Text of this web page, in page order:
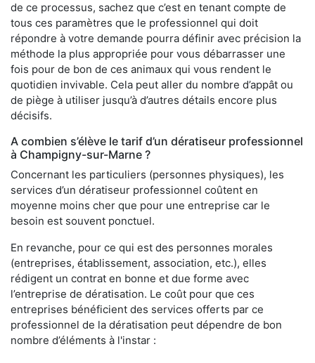
de ce processus, sachez que c’est en tenant compte de
tous ces paramètres que le professionnel qui doit
répondre à votre demande pourra définir avec précision la
méthode la plus appropriée pour vous débarrasser une
fois pour de bon de ces animaux qui vous rendent le
quotidien invivable. Cela peut aller du nombre d’appât ou
de piège à utiliser jusqu’à d’autres détails encore plus
décisifs.
A combien s’élève le tarif d’un dératiseur professionnel
à Champigny-sur-Marne ?
Concernant les particuliers (personnes physiques), les
services d’un dératiseur professionnel coûtent en
moyenne moins cher que pour une entreprise car le
besoin est souvent ponctuel.
En revanche, pour ce qui est des personnes morales
(entreprises, établissement, association, etc.), elles
rédigent un contrat en bonne et due forme avec
l’entreprise de dératisation. Le coût pour que ces
entreprises bénéficient des services offerts par ce
professionnel de la dératisation peut dépendre de bon
nombre d’éléments à l'instar :